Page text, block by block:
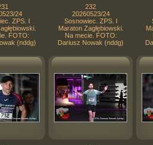
24
ZPS. I
FOTO:
(nddg)
232
20260523/24
Sosnowiec. ZPS. I
Maraton Zagłębiowski.
Na mecie. FOTO:
Dariusz Nowak (nddg)